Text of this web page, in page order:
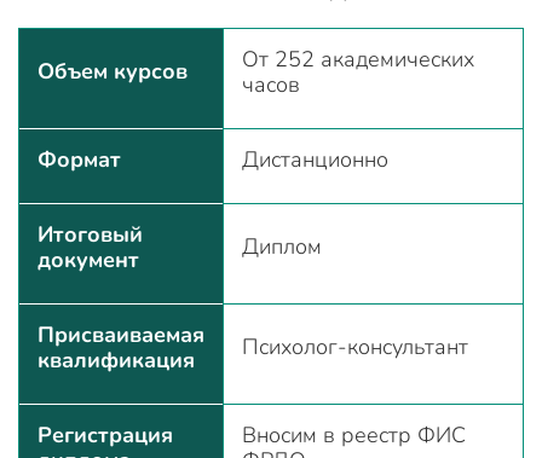
Объем курсов
От 252 академических
часов
Формат Дистанционно
Итоговый
документ
Диплом
Присваиваемая
квалификация
Психолог-консультант
Регистрация
Вносим в реестр ФИС